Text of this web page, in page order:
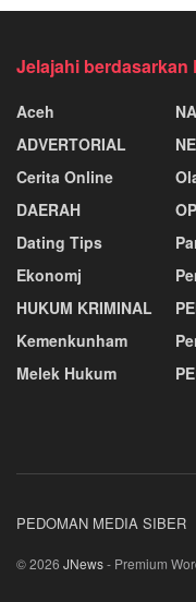
Jelajahi berdasarkan
Aceh
ADVERTORIAL
Cerita Online
DAERAH
Dating Tips
Ekonomj
HUKUM KRIMINAL
Kemenkunham
Melek Hukum
PEDOMAN MEDIA SIBER
© 2026 JNews- Premium